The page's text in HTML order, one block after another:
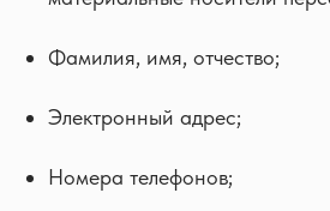
Фамилия, имя, отчество;
Электронный адрес;
Номера телефонов;